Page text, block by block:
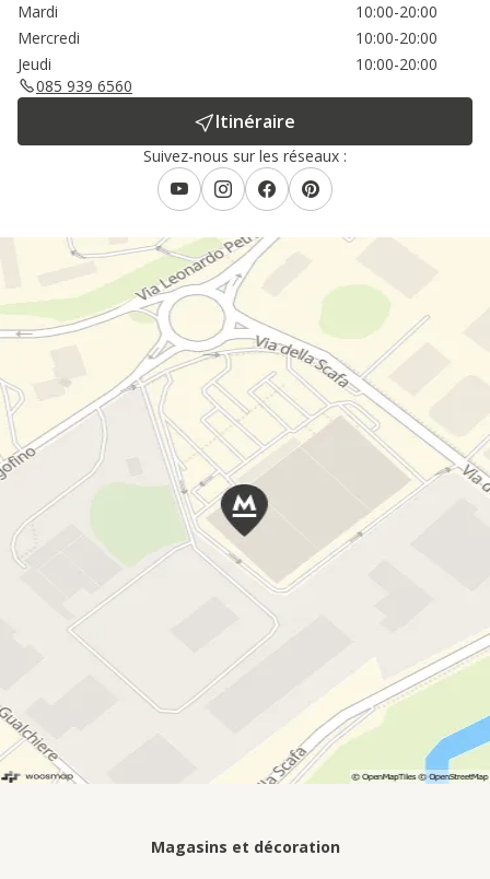
Mardi
10:00-20:00
Mercredi
10:00-20:00
Jeudi
10:00-20:00
085 939 6560
Itinéraire
Suivez-nous sur les réseaux :
Magasins et décoration